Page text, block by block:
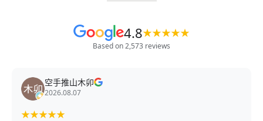
4.8★★★★★
Based on 2,573 reviews
空手推山木卯
2026.08.07
★★★★★